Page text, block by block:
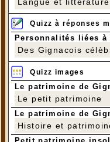
Quizz à réponses
Personnalités liées
Des Gignacois
Quizz images
Le patrimoine de
Le petit patrimoine
Le patrimoine de
Histoire et